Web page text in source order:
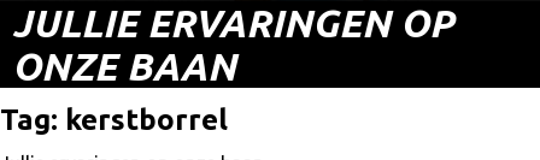
JULLIE ERVARINGEN OP
ONZE BAAN
Tag: kerstborrel